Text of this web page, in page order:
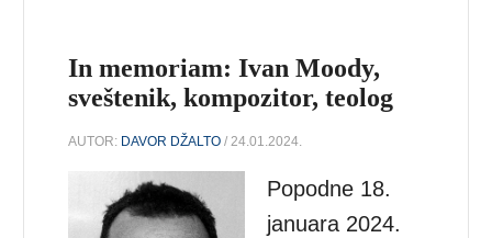
In memoriam: Ivan Moody,
sveštenik, kompozitor, teolog
AUTOR: DAVOR DŽALTO / 24.01.2024.
Popodne 18.
januara 2024.